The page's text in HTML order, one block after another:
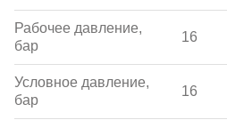
Рабочее давление,
бар
16
Условное давление,
бар
16